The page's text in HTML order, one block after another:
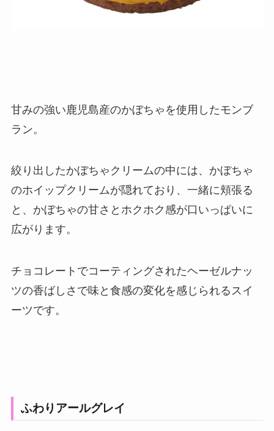
甘みの強い鹿児島産のかぼちゃを使用したモンブ
ラン。
絞り出したかぼちゃクリームの中には、かぼちゃ
のホイップクリームが隠れており、一緒に頬張る
と、かぼちゃの甘さとホクホク感が口いっぱいに
広がります。
チョコレートでコーティングされたヘーゼルナッ
ツの香ばしさで味と食感の変化を感じられるスイ
ーツです。
ふわりアールグレイ